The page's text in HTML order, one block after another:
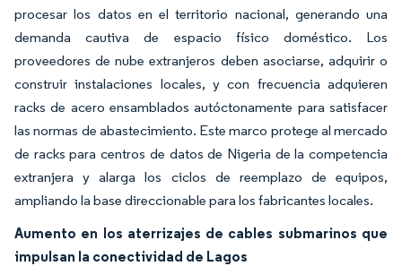
procesar los datos en el territorio nacional, generando una
demanda cautiva de espacio físico doméstico. Los
proveedores de nube extranjeros deben asociarse, adquirir o
construir instalaciones locales, y con frecuencia adquieren
racks de acero ensamblados autóctonamente para satisfacer
las normas de abastecimiento. Este marco protege al mercado
de racks para centros de datos de Nigeria de la competencia
extranjera y alarga los ciclos de reemplazo de equipos,
ampliando la base direccionable para los fabricantes locales.
Aumento en los aterrizajes de cables submarinos que
impulsan la conectividad de Lagos